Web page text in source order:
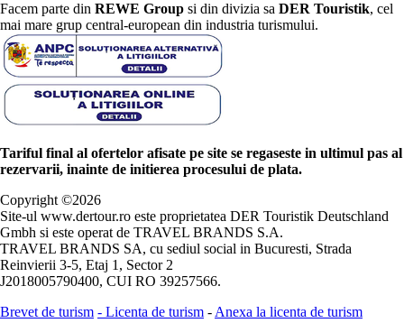
Facem parte din REWE Group si din divizia sa DER Touristik, cel
mai mare grup central-european din industria turismului.
Tariful final al ofertelor afisate pe site se regaseste in ultimul pas al
rezervarii, inainte de initierea procesului de plata.
Copyright ©2026
Site-ul www.dertour.ro este proprietatea DER Touristik Deutschland
Gmbh si este operat de TRAVEL BRANDS S.A.
TRAVEL BRANDS SA, cu sediul social in Bucuresti, Strada
Reinvierii 3-5, Etaj 1, Sector 2
J2018005790400, CUI RO 39257566.
Brevet de turism - Licenta de turism - Anexa la licenta de turism